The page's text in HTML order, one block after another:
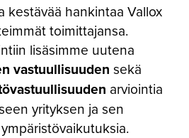
kestävää hankintaa Vallox
toimittajansa.
lisäsimme uutena
vastuullisuuden sekä
arviointia
yrityksen ja sen